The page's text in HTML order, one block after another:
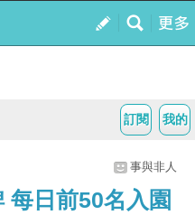
我的
訂閱
事與非人
每日前50名入園